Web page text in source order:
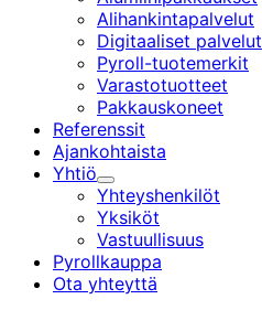
Alihankintapalvelut
Digitaaliset palvelut
Pyroll-tuotemerkit
Varastotuotteet
Pakkauskoneet
Referenssit
Ajankohtaista
Yhtiö
Alavalikko
Yhteyshenkilöt
Yksiköt
Vastuullisuus
Pyrollkauppa
Ota yhteyttä